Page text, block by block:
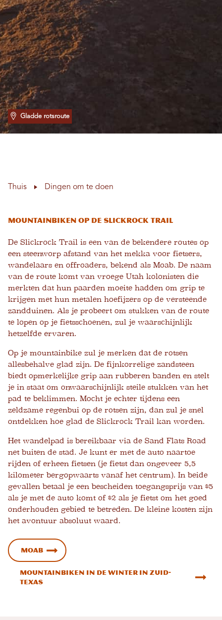
Gladde rotsroute
Thuis Dingen om te doen
Mountainbiken op de Slickrock Trail
De Slickrock Trail is een van de bekendere routes op
een steenworp afstand van het mekka voor fietsers,
wandelaars en offroaders, bekend als Moab. De naam
van de route komt van vroege Utah kolonisten die
merkten dat hun paarden moeite hadden om grip te
krijgen met hun metalen hoefijzers op de versteende
zandduinen. Als je probeert om stukken van de route
te lopen op je fietsschoenen, zul je waarschijnlijk
hetzelfde ervaren.
Op je mountainbike zul je merken dat de rotsen
allesbehalve glad zijn. De fijnkorrelige zandsteen
biedt opmerkelijke grip aan rubberen banden en stelt
je in staat om onwaarschijnlijk steile stukken van het
pad te beklimmen. Mocht je echter tijdens een
zeldzame regenbui op de rotsen zijn, dan zul je snel
ontdekken hoe glad de Slickrock Trail kan worden.
Het wandelpad is bereikbaar via de Sand Flats Road
net buiten de stad. Je kunt er met de auto naartoe
rijden of erheen fietsen (je fietst dan ongeveer 5,5
kilometer bergopwaarts vanaf het centrum). In beide
gevallen betaal je een bescheiden toegangsprijs van $5
als je met de auto komt of $2 als je fietst om het goed
onderhouden gebied te betreden. De kleine kosten zijn
het avontuur absoluut waard.
Moab
Mountainbiken in de winter in Zuid-
Texas